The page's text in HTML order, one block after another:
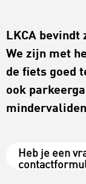
LKCA bevindt
We zijn met
de fiets goed
ook
Heb je een